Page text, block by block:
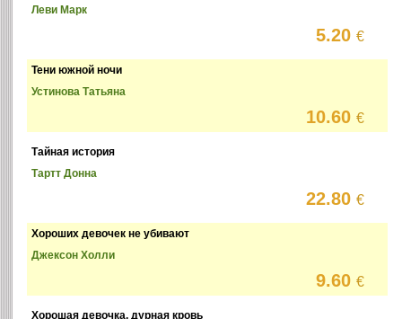
Леви Марк
5.20€
Тени южной ночи
Устинова Татьяна
10.60€
Тайная история
Тартт Донна
22.80€
Хороших девочек не убивают
Джексон Холли
9.60€
Хорошая девочка, дурная кровь